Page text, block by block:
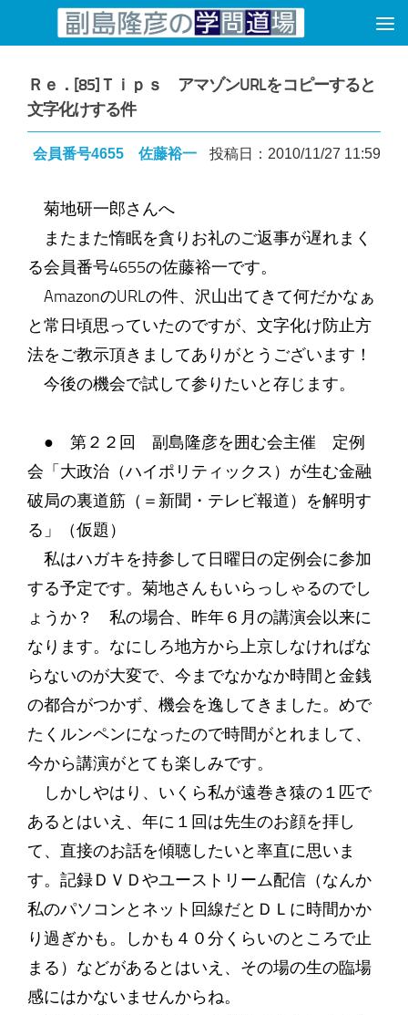
コンテンツへスキップ
Ｒｅ．[85]Ｔｉｐｓ アマゾンURLをコピーすると
文字化けする件
会員番号4655 佐藤裕一 投稿日：2010/11/27 11:59
菊地研一郎さんへ
またまた惰眠を貪りお礼のご返事が遅れまく
る会員番号4655の佐藤裕一です。
AmazonのURLの件、沢山出てきて何だかなぁ
と常日頃思っていたのですが、文字化け防止方
法をご教示頂きましてありがとうございます！
今後の機会で試して参りたいと存じます。
● 第２２回 副島隆彦を囲む会主催 定例
会「大政治（ハイポリティックス）が生む金融
破局の裏道筋（＝新聞・テレビ報道）を解明す
る」（仮題）
私はハガキを持参して日曜日の定例会に参加
する予定です。菊地さんもいらっしゃるのでし
ょうか？ 私の場合、昨年６月の講演会以来に
なります。なにしろ地方から上京しなければな
らないのが大変で、今までなかなか時間と金銭
の都合がつかず、機会を逸してきました。めで
たくルンペンになったので時間がとれまして、
今から講演がとても楽しみです。
しかしやはり、いくら私が遠巻き猿の１匹で
あるとはいえ、年に１回は先生のお顔を拝し
て、直接のお話を傾聴したいと率直に思いま
す。記録ＤＶＤやユーストリーム配信（なんか
私のパソコンとネット回線だとＤＬに時間かか
り過ぎかも。しかも４０分くらいのところで止
まる）などがあるとはいえ、その場の生の臨場
感にはかないませんからね。